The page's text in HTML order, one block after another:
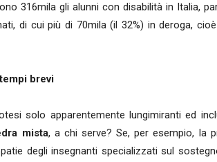
316mila gli alunni con disabilità in Italia,
di cui più di 70mila (il 32%) in deroga,
brevi
solo apparentemente lungimiranti ed
mista, a chi serve? Se, per esempio, la
degli insegnanti specializzati sul